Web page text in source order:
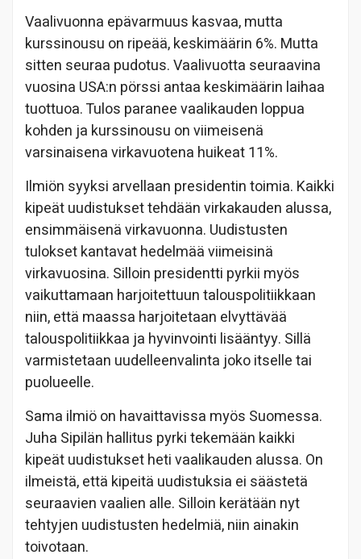
Vaalivuonna epävarmuus kasvaa, mutta
kurssinousu on ripeää, keskimäärin 6%. Mutta
sitten seuraa pudotus. Vaalivuotta seuraavina
vuosina USA:n pörssi antaa keskimäärin laihaa
tuottuoa. Tulos paranee vaalikauden loppua
kohden ja kurssinousu on viimeisenä
varsinaisena virkavuotena huikeat 11%.
Ilmiön syyksi arvellaan presidentin toimia. Kaikki
kipeät uudistukset tehdään virkakauden alussa,
ensimmäisenä virkavuonna. Uudistusten
tulokset kantavat hedelmää viimeisinä
virkavuosina. Silloin presidentti pyrkii myös
vaikuttamaan harjoitettuun talouspolitiikkaan
niin, että maassa harjoitetaan elvyttävää
talouspolitiikkaa ja hyvinvointi lisääntyy. Sillä
varmistetaan uudelleenvalinta joko itselle tai
puolueelle.
Sama ilmiö on havaittavissa myös Suomessa.
Juha Sipilän hallitus pyrki tekemään kaikki
kipeät uudistukset heti vaalikauden alussa. On
ilmeistä, että kipeitä uudistuksia ei säästetä
seuraavien vaalien alle. Silloin kerätään nyt
tehtyjen uudistusten hedelmiä, niin ainakin
toivotaan.